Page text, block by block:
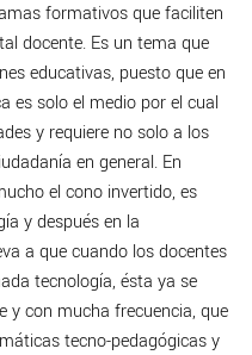
formativos que faciliten
docente. Es un tema que
educativas, puesto que en
es solo el medio por el cual
y requiere no solo a los
en general. En
el cono invertido, es
y después en la
a que cuando los docentes
tecnología, ésta ya se
y con mucha frecuencia, que
tecno-pedagógicas y